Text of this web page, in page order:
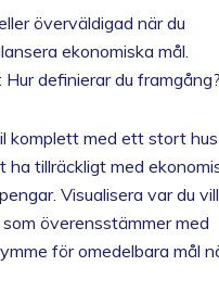
överväldigad när du
ekonomiska mål.
definierar du
komplett med ett stort hus
ha tillräckligt med
Visualisera var du vill
överensstämmer med
för omedelbara mål